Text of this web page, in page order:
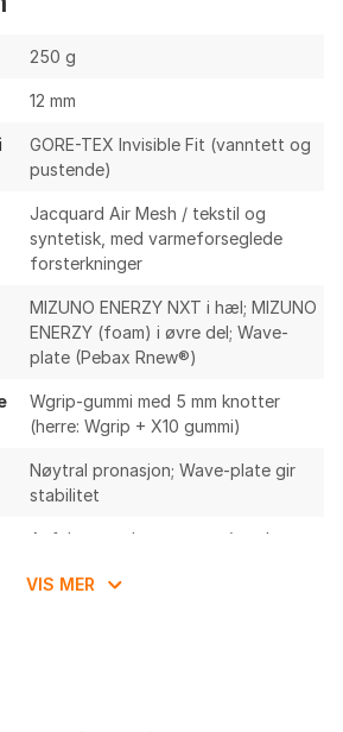
250 g
12 mm
GORE-TEX Invisible Fit (vanntett og
pustende)
Jacquard Air Mesh / tekstil og
syntetisk, med varmeforseglede
forsterkninger
MIZUNO ENERZY NXT i hæl; MIZUNO
ENERZY (foam) i øvre del; Wave-
plate (Pebax Rnew®)
Wgrip-gummi med 5 mm knotter
(herre: Wgrip + X10 gummi)
Nøytral pronasjon; Wave-plate gir
stabilitet
Asfalt, grus, lett terreng (road-to-
VIS MER